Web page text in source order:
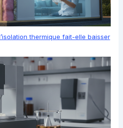
thermique fait-elle baisser